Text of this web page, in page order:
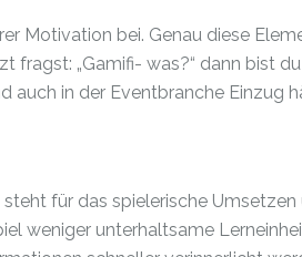
Motivation bei. Genau diese
fragst: „Gamifi- was?“ dann bist
auch in der Eventbranche Einzug
für das spielerische Umsetzen
weniger unterhaltsame